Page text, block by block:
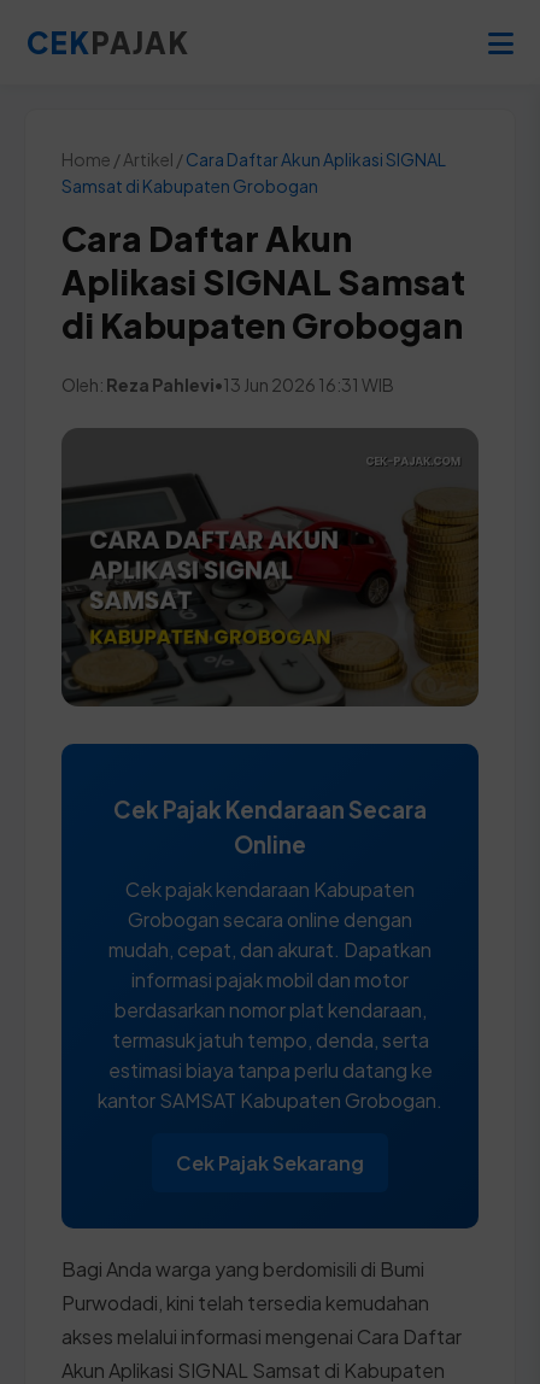
CEKPAJAK
Home / Artikel /Cara Daftar Akun Aplikasi SIGNAL
Samsat di Kabupaten Grobogan
Cara Daftar Akun
Aplikasi SIGNAL Samsat
di Kabupaten Grobogan
Oleh: Reza Pahlevi•13 Jun 2026 16:31 WIB
Cek Pajak Kendaraan Secara
Online
Cek pajak kendaraan Kabupaten
Grobogan secara online dengan
mudah, cepat, dan akurat. Dapatkan
informasi pajak mobil dan motor
berdasarkan nomor plat kendaraan,
termasuk jatuh tempo, denda, serta
estimasi biaya tanpa perlu datang ke
kantor SAMSAT Kabupaten Grobogan.
Cek Pajak Sekarang
Bagi Anda warga yang berdomisili di Bumi
Purwodadi, kini telah tersedia kemudahan
akses melalui informasi mengenai Cara Daftar
Akun Aplikasi SIGNAL Samsat di Kabupaten